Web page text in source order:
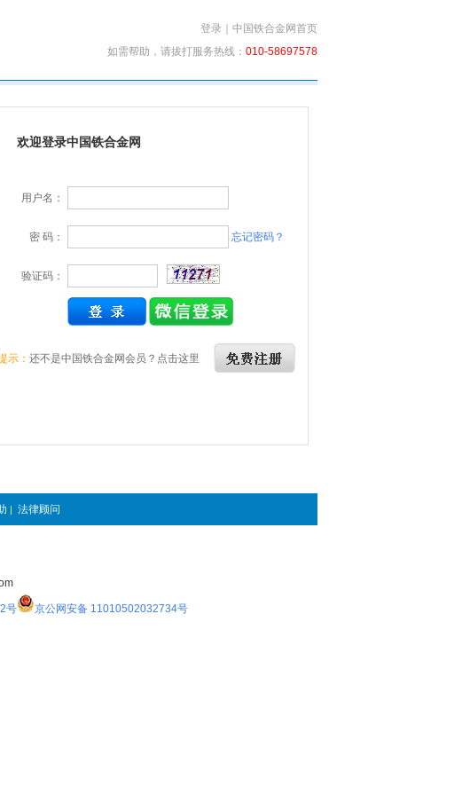
登录
中国铁合金网首页
如需帮助，请拔打服务热线： 010-58697578
欢迎登录中国铁合金网
用户名：
密 码： 忘记密码？
验证码：
示： 还不是中国铁合金网会员？点击这里
| 法律顾问
号 京公网安备 11010502032734号